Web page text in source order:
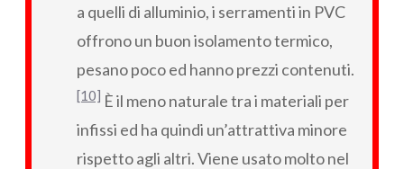
a quelli di alluminio, i serramenti in PVC
offrono un buon isolamento termico,
pesano poco ed hanno prezzi contenuti.
[10] È il meno naturale tra i materiali per
infissi ed ha quindi un’attrattiva minore
rispetto agli altri. Viene usato molto nel